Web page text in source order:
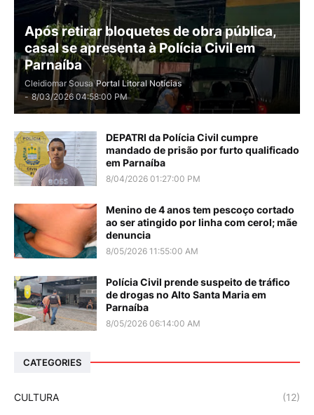
Após retirar bloquetes de obra pública,
casal se apresenta à Polícia Civil em
Parnaíba
Cleidiomar Sousa Portal Litoral Notícias
- 8/03/2026 04:58:00 PM
DEPATRI da Polícia Civil cumpre
mandado de prisão por furto qualificado
em Parnaíba
8/04/2026 01:27:00 PM
Menino de 4 anos tem pescoço cortado
ao ser atingido por linha com cerol; mãe
denuncia
8/05/2026 11:55:00 AM
Polícia Civil prende suspeito de tráfico
de drogas no Alto Santa Maria em
Parnaíba
8/05/2026 06:14:00 AM
CATEGORIES
CULTURA (12)